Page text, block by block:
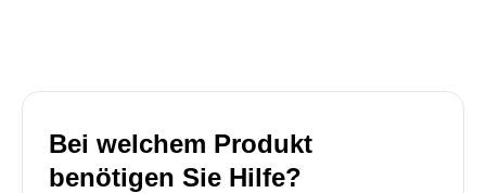
Bei welchem Produkt
benötigen Sie Hilfe?